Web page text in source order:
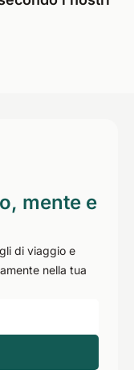
mente e
di viaggio e
nella tua